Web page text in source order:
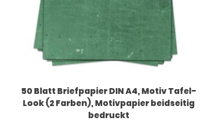
50 Blatt Briefpapier DIN A4, Motiv Tafel-
Look (2 Farben), Motivpapier beidseitig
bedruckt